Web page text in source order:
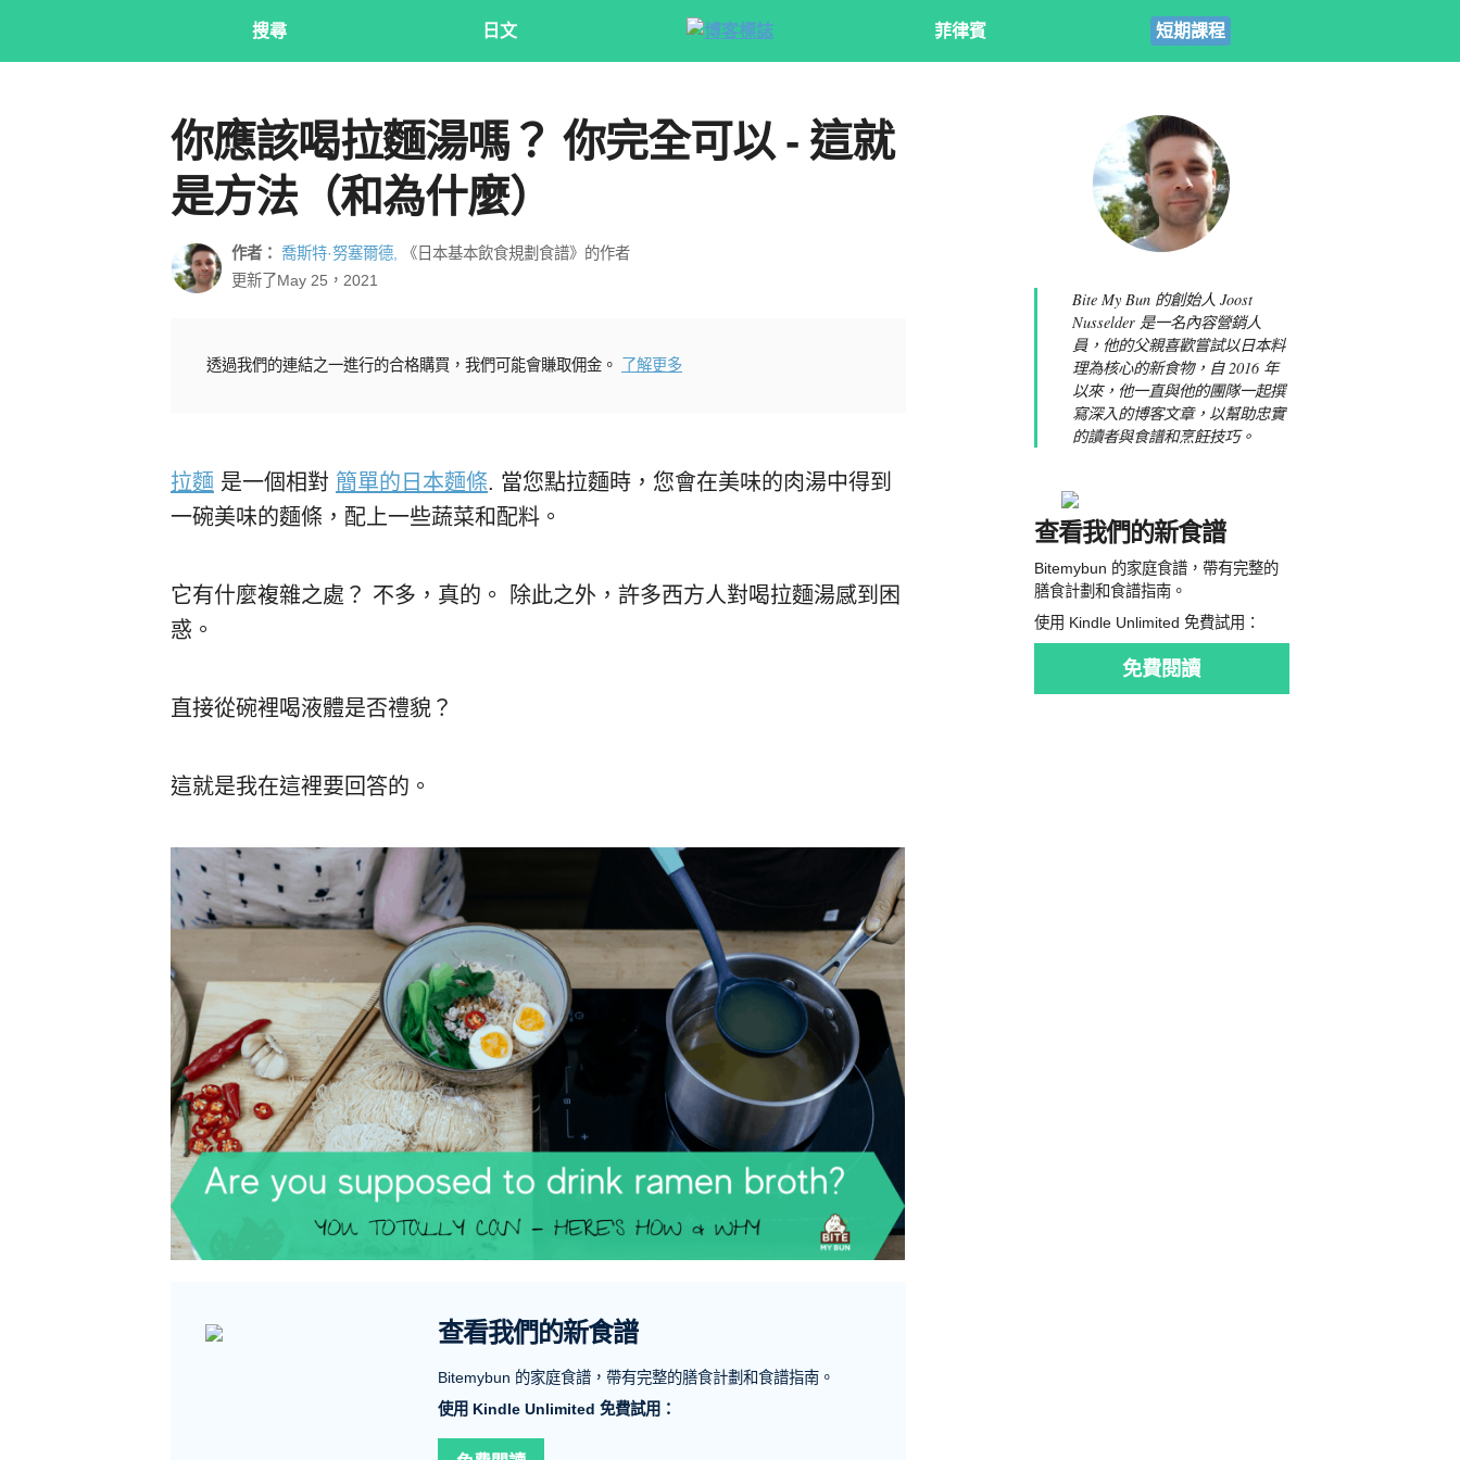
搜尋 日文 菲律賓 短期課程
你應該喝拉麵湯嗎？ 你完全可以 - 這就
是方法（和為什麼）
作者： 喬斯特·努塞爾德,
《日本基本飲食規劃食譜》的作者
更新了May 25，2021
透過我們的連結之一進行的合格購買，我們可能會賺取佣金。 了解更多
拉麵 是一個相對 簡單的日本麵條. 當您點拉麵時，您會在美味的肉湯中得到
一碗美味的麵條，配上一些蔬菜和配料。
它有什麼複雜之處？ 不多，真的。 除此之外，許多西方人對喝拉麵湯感到困
惑。
直接從碗裡喝液體是否禮貌？
這就是我在這裡要回答的。
查看我們的新食譜
Bitemybun 的家庭食譜，帶有完整的膳食計劃和食譜指南。
使用 Kindle Unlimited 免費試用：
Bite My Bun 的創始人 Joost
Nusselder 是一名內容營銷人
員，他的父親喜歡嘗試以日本料
理為核心的新食物，自 2016 年
以來，他一直與他的團隊一起撰
寫深入的博客文章，以幫助忠實
的讀者與食譜和烹飪技巧。
查看我們的新食譜
Bitemybun 的家庭食譜，帶有完整的
膳食計劃和食譜指南。
使用 Kindle Unlimited 免費試用：
免費閱讀